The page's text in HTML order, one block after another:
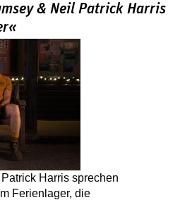
& Neil Patrick Harris
Harris sprechen
Ferienlager, die